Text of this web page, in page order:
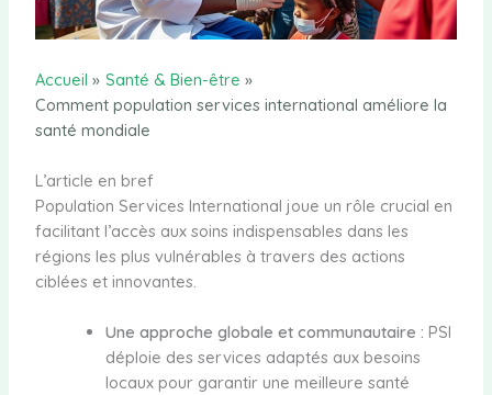
Accueil
Santé & Bien-être
Comment population services international améliore la
santé mondiale
L’article en bref
Population Services International joue un rôle crucial en
facilitant l’accès aux soins indispensables dans les
régions les plus vulnérables à travers des actions
ciblées et innovantes.
Une approche globale et communautaire : PSI
déploie des services adaptés aux besoins
locaux pour garantir une meilleure santé